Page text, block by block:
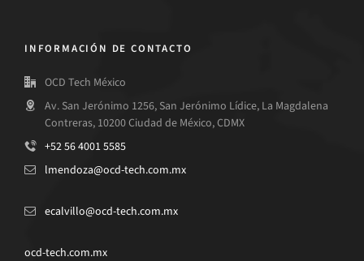
INFORMACIÓN DE CONTACTO
OCD Tech México
Av. San Jerónimo 1256, San Jerónimo Lídice, La Magdalena
Contreras, 10200 Ciudad de México, CDMX
+52 56 4001 5585
lmendoza@ocd-tech.com.mx
ecalvillo@ocd-tech.com.mx
ocd-tech.com.mx